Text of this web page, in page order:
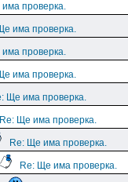
проверка.
има проверка.
проверка.
има проверка.
Ще има проверка.
Re: Ще има проверка.
Re: Ще има проверка.
Re: Ще има проверка.